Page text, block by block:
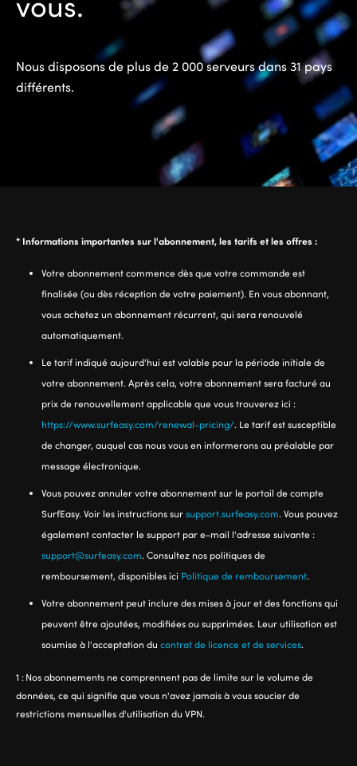
Nous disposons de plus de 2 000 serveurs dans 31 pays
différents.
* Informations importantes sur l'abonnement, les tarifs et les offres :
Votre abonnement commence dès que votre commande est
finalisée (ou dès réception de votre paiement). En vous abonnant,
vous achetez un abonnement récurrent, qui sera renouvelé
automatiquement.
Le tarif indiqué aujourd'hui est valable pour la période initiale de
votre abonnement. Après cela, votre abonnement sera facturé au
prix de renouvellement applicable que vous trouverez ici :
https://www.surfeasy.com/renewal-pricing/. Le tarif est susceptible
de changer, auquel cas nous vous en informerons au préalable par
message électronique.
Vous pouvez annuler votre abonnement sur le portail de compte
SurfEasy. Voir les instructions sursupport.surfeasy.com. Vous pouvez
également contacter le support par e-mail l'adresse suivante :
support@surfeasy.com. Consultez nos politiques de
remboursement, disponibles ici Politique de remboursement.
Votre abonnement peut inclure des mises à jour et des fonctions qui
peuvent être ajoutées, modifiées ou supprimées. Leur utilisation est
soumise à l'acceptation du contrat de licence et de services.
1 :Nos abonnements ne comprennent pas de limite sur le volume de
données, ce qui signifie que vous n'avez jamais à vous soucier de
restrictions mensuelles d'utilisation du VPN.